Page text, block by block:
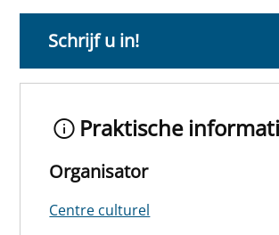
Schrijf u in!
Praktische
Organisator
Centre culturel